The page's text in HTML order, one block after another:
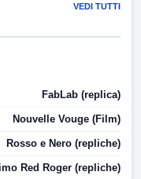
VEDI TUTTI
FabLab (replica)
Nouvelle Vouge (Film)
Rosso e Nero (repliche)
Red Roger (repliche)